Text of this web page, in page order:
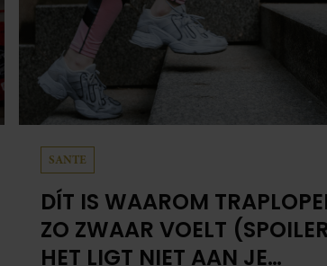
half uur wandelen geen last hebt. Hoe kan dat?
JONGSTE KLEINKINDEREN OPNIEUW